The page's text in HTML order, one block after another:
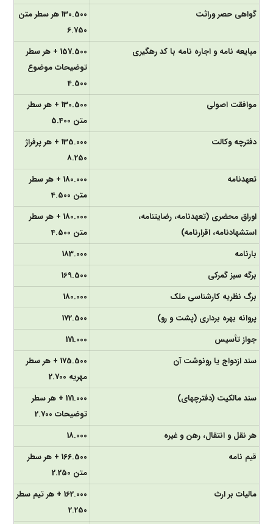
گواهی حصر وراثت
130.500 هر سطر متن
6.750
مبایعه نامه و اجاره نامه با کد رهگیری
157.500 + هر سطر
توضیحات موضوع
4.500
موافقت اصولی
130.500 + هر سطر
متن 5.400
دفترچه وکالت
135.000 + هر پرفراژ
8.250
تعهدنامه
180.000 + هر سطر
متن 4.500
اوراق محضری (تعهدنامه، رضایتنامه،
استشهادنامه، اقرارنامه)
180.000 + هر سطر
متن 4.500
بارنامه
183.000
برگه سبز گمرکی
169.500
برگ نظریه کارشناسی ملک
180.000
پروانه بهره برداری (پشت و رو)
172.500
جواز تأسیس
171.000
سند ازدواج یا رونوشت آن
175.500 + هر سطر
مهریه 2.700
سند مالکیت (دفترچه­­ای)
171.000 + هر سطر
توضیحات 2.700
هر نقل و انتقال، رهن و غیره
18.000
قیم نامه
166.500 + هر سطر
متن 2.250
مالیات بر ارث
162.000 + هر تیم سطر
2.250